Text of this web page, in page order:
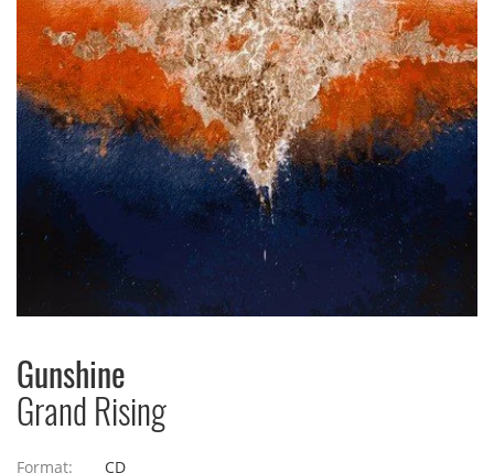
Gunshine
Grand Rising
Format:
CD